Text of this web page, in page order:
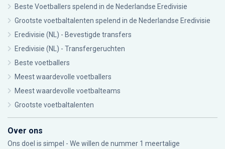
Beste Voetballers spelend in de Nederlandse Eredivisie
Grootste voetbaltalenten spelend in de Nederlandse Eredivisie
Eredivisie (NL) - Bevestigde transfers
Eredivisie (NL) - Transfergeruchten
Beste voetballers
Meest waardevolle voetballers
Meest waardevolle voetbalteams
Grootste voetbaltalenten
Over ons
Ons doel is simpel - We willen de nummer 1 meertalige